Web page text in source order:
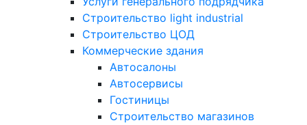
Строительство light industrial
Строительство ЦОД
Коммерческие здания
Автосалоны
Автосервисы
Гостиницы
Строительство магазинов